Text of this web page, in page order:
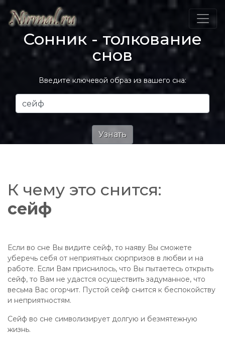
Сонник - толкование
снов
Введите ключевой образ из вашего сна:
К чему это снится:
сейф
Если во сне Вы видите сейф, то наяву Вы сможете
уберечь себя от неприятных сюрпризов в любви и на
работе. Если Вам приснилось, что Вы пытаетесь открыть
сейф, то Вам не удастся осуществить задуманное, что
весьма Вас огорчит. Пустой сейф снится к беспокойству
и неприятностям.
Сейф во сне символизирует долгую и безмятежную
жизнь.